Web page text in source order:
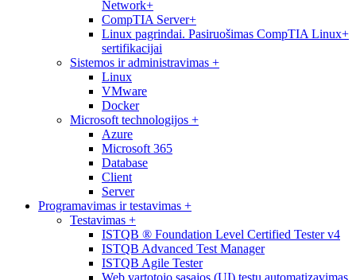
Network+
CompTIA Server+
Linux pagrindai. Pasiruošimas CompTIA Linux+
sertifikacijai
Sistemos ir administravimas +
Linux
VMware
Docker
Microsoft technologijos +
Azure
Microsoft 365
Database
Client
Server
Programavimas ir testavimas +
Testavimas +
ISTQB ® Foundation Level Certified Tester v4
ISTQB Advanced Test Manager
ISTQB Agile Tester
Web vartotojo sąsajos (UI) testų automatizavimas